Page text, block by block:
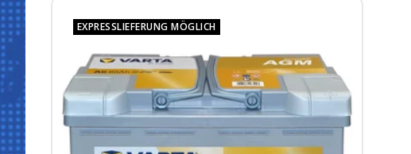
EXPRESSLIEFERUNG MÖGLICH